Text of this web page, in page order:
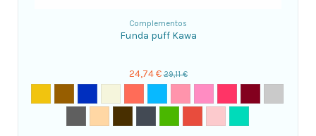
Complementos
Funda puff Kawa
24,74 € 29,11 €